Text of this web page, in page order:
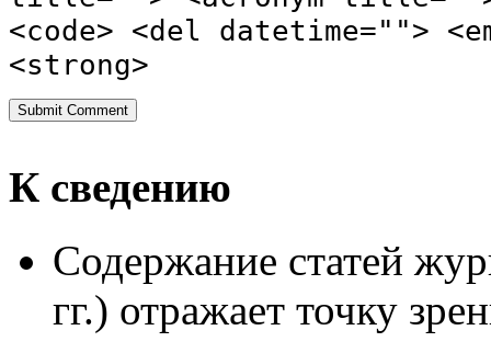
<code> <del datetime="">
<strong>
К сведению
Содержание статей
гг.) отражает точку